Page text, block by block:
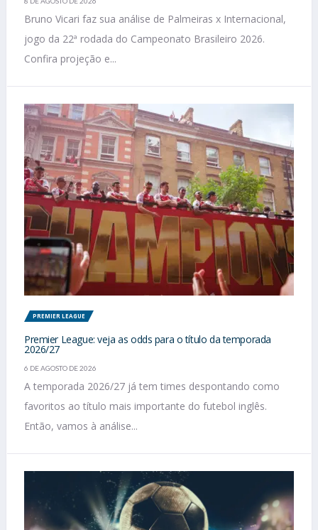
Bruno Vicari faz sua análise de Palmeiras x Internacional,
jogo da 22ª rodada do Campeonato Brasileiro 2026.
Confira projeção e...
PREMIER LEAGUE
Premier League: veja as odds para o título da temporada
2026/27
6 DE AGOSTO DE 2026
A temporada 2026/27 já tem times despontando como
favoritos ao título mais importante do futebol inglês.
Então, vamos à análise...